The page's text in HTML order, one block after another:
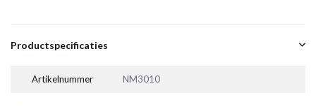
Productspecificaties
Artikelnummer NM3010